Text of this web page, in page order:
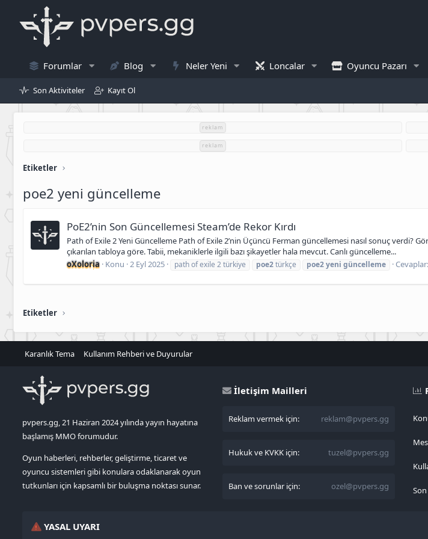
Forumlar Blog Neler Yeni Loncalar Oyuncu Pazarı
Son Aktiviteler Kayıt Ol
reklam
reklam
Etiketler
poe2 yeni güncelleme
PoE2’nin Son Güncellemesi Steam’de Rekor Kırdı
Path of Exile 2 Yeni Güncelleme Path of Exile 2’nin Üçüncü Ferman güncellemesi nasıl sonuç verdi?
çıkarılan tabloya göre. Tabii, mekaniklerle ilgili bazı şikayetler hala mevcut. Canlı güncelleme...
oXoloria Konu 2 Eyl 2025 path of exile 2 türkiye poe2türkçe poe2yeni güncelleme
Etiketler
Karanlık Tema Kullanım Rehberi ve Duyurular
pvpers.gg, 21 Haziran 2024 yılında yayın hayatına
başlamış MMO forumudur.
Oyun haberleri, rehberler, geliştirme, ticaret ve
oyuncu sistemleri gibi konulara odaklanarak oyun
tutkunları için kapsamlı bir buluşma noktası sunar.
İletişim Mailleri
Reklam vermek için: reklam@pvpers.gg
Hukuk ve KVKK için: tuzel@pvpers.gg
Ban ve sorunlar için: ozel@pvpers.gg
YASAL UYARI